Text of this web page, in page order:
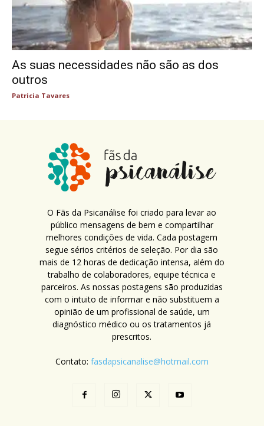
As suas necessidades não são as dos
outros
Patricia Tavares
O Fãs da Psicanálise foi criado para levar ao
público mensagens de bem e compartilhar
melhores condições de vida. Cada postagem
segue sérios critérios de seleção. Por dia são
mais de 12 horas de dedicação intensa, além do
trabalho de colaboradores, equipe técnica e
parceiros. As nossas postagens são produzidas
com o intuito de informar e não substituem a
opinião de um profissional de saúde, um
diagnóstico médico ou os tratamentos já
prescritos.
Contato: fasdapsicanalise@hotmail.com